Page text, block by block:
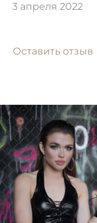
3 апреля 2022
Оставить отзыв